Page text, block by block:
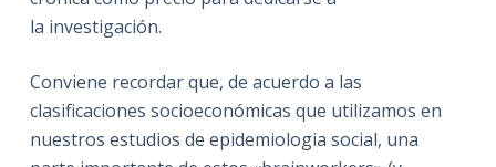
la investigación.
Conviene recordar que, de acuerdo a las
clasificaciones socioeconómicas que utilizamos en
nuestros estudios de epidemiologia social, una